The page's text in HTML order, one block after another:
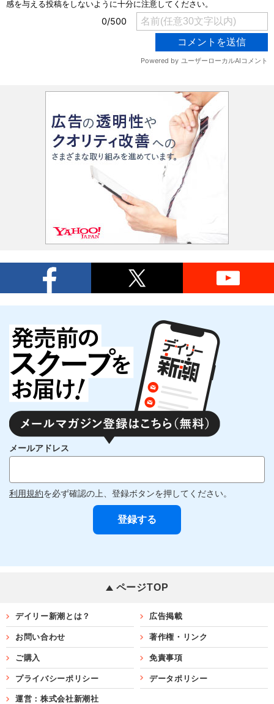
メールアドレス
利用規約を必ず確認の上、登録ボタンを押してください。
ページTOP
デイリー新潮とは？ 広告掲載
お問い合わせ 著作権・リンク
ご購入 免責事項
プライバシーポリシー データポリシー
運営：株式会社新潮社